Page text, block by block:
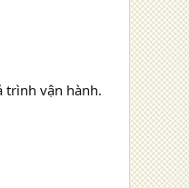
trình vận hành.